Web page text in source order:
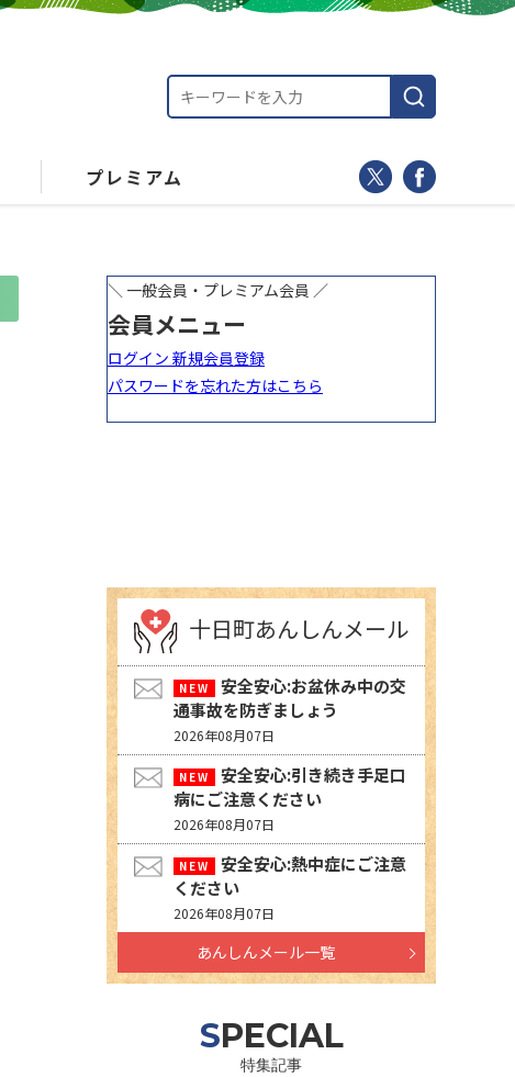
プレミアム
十日町あんしんメール
安全安心:お盆休み中の交
通事故を防ぎましょう
2026年08月07日
安全安心:引き続き手足口
病にご注意ください
2026年08月07日
安全安心:熱中症にご注意
ください
2026年08月07日
あんしんメール一覧
SPECIAL
特集記事